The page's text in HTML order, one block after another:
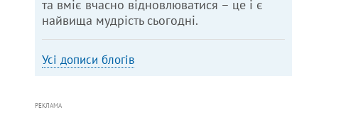
та вміє вчасно відновлюватися – це і є
найвища мудрість сьогодні.
Усі дописи блогів
РЕКЛАМА